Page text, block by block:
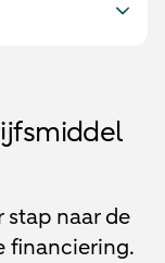
naar de
financiering.